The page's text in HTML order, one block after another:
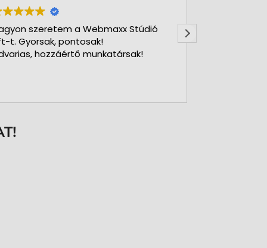
szeretem a Webmaxx Stúdió
t. Gyorsak, pontosak!
hozzáértő munkatársak!